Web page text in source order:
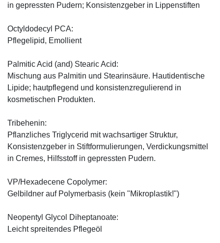
in gepressten Pudern; Konsistenzgeber in Lippenstiften
Octyldodecyl PCA:
Pflegelipid, Emollient
Palmitic Acid (and) Stearic Acid:
Mischung aus Palmitin und Stearinsäure. Hautidentische
Lipide; hautpflegend und konsistenzregulierend in
kosmetischen Produkten.
Tribehenin:
Pflanzliches Triglycerid mit wachsartiger Struktur,
Konsistenzgeber in Stiftformulierungen, Verdickungsmittel
in Cremes, Hilfsstoff in gepressten Pudern.
VP/Hexadecene Copolymer:
Gelbildner auf Polymerbasis (kein "Mikroplastik!")
Neopentyl Glycol Diheptanoate:
Leicht spreitendes Pflegeöl